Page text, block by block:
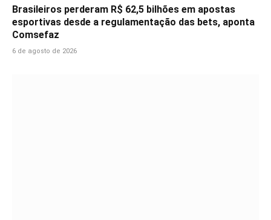
Brasileiros perderam R$ 62,5 bilhões em apostas
esportivas desde a regulamentação das bets, aponta
Comsefaz
6 de agosto de 2026